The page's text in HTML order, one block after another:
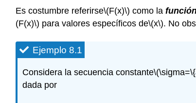
Es costumbre referirse\(F(x)\) como la
(F(x)\) para valores específicos de\(x\). No
Ejemplo 8.1
Considera la secuencia constante
dada por